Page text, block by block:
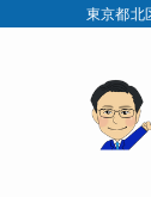
東京都北